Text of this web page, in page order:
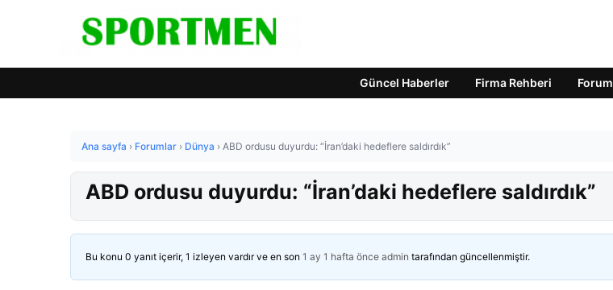
Güncel Haberler Firma Rehberi Forum
Ana sayfa › Forumlar › Dünya › ABD ordusu duyurdu: “İran’daki hedeflere saldırdık”
ABD ordusu duyurdu: “İran’daki hedeflere saldırdık”
Bu konu 0 yanıt içerir, 1 izleyen vardır ve en son 1 ay 1 hafta önce admin tarafından güncellenmiştir.